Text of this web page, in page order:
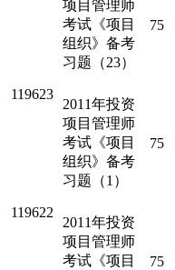
项目管理师
考试《项目
组织》备考
习题（23）
75
119623
2011年投资
项目管理师
考试《项目
组织》备考
习题（1）
75
119622
2011年投资
项目管理师
考试《项目
75